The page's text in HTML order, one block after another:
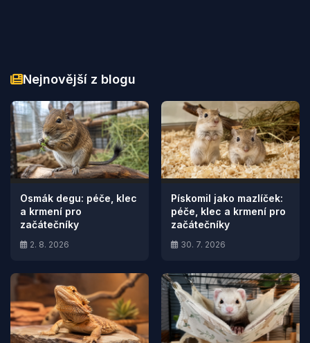
Nejnovější z blogu
Osmák degu: péče, klec
a krmení pro
začátečníky
2. 8. 2026
Pískomil jako mazlíček:
péče, klec a krmení pro
začátečníky
30. 7. 2026